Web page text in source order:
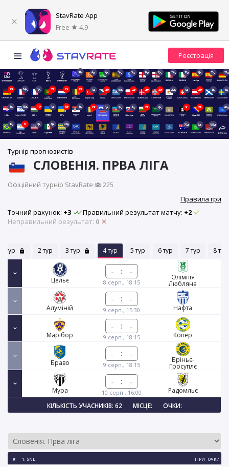
StavRate App
Free
4.9
4д 4д 4д 5д 5д 14д 7д 15д 15д 8д 7д 21д
22г 14д 1д 23г 21г 22г 7д 20г 15д 22г 20г 20г 22д 1д 21г 1д 1д
1д 15д 19г 1д 13г 1д 21г 1д 8д 1д 22г 6д 3г 21г 40д
1д 1г 2д 9д 48д 70д 5д 153д
Турнір прогнозистів
СЛОВЕНІЯ. ПРВА ЛІГА
Офіційний турнір StavRate·
225
Правила гри
Точний рахунок: +3 Правильний результат матчу: +2
Неправильний результат: 0
1 тур 2 тур 3 тур 4 тур 5 тур 6 тур 7 тур 8 тур
Цельє
:
8 серп., 18:15
Олімпія
Любляна
Алуміній
:
9 серп., 15:30 Нафта
Марібор
:
9 серп., 18:15 Копер
Браво
:
9 серп., 18:15
Бріньє-
Гросуплє
Мура
:
10 серп., 16:00
Радомльє
КІЛЬКІСТЬ УЧАСНИКІВ: 62
МІСЦЕ: ОЧКИ:
# 1. SNL ІГРИ ОЧКИ